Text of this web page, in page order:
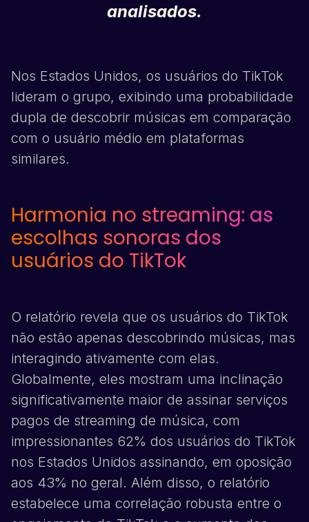
analisados.
Nos Estados Unidos, os usuários do TikTok
lideram o grupo, exibindo uma probabilidade
dupla de descobrir músicas em comparação
com o usuário médio em plataformas
similares.
Harmonia no streaming: as
escolhas sonoras dos
usuários do TikTok
O relatório revela que os usuários do TikTok
não estão apenas descobrindo músicas, mas
interagindo ativamente com elas.
Globalmente, eles mostram uma inclinação
significativamente maior de assinar serviços
pagos de streaming de música, com
impressionantes 62% dos usuários do TikTok
nos Estados Unidos assinando, em oposição
aos 43% no geral. Além disso, o relatório
estabelece uma correlação robusta entre o